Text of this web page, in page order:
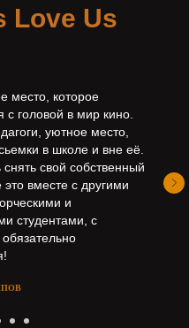
Love Us
место, которое
с головой в мир кино.
уютное место,
в школе и вне её.
свой собственный
вместе с другими
и
студентами, с